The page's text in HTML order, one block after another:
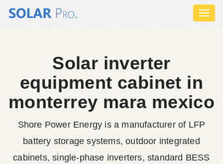
Solar inverter
equipment cabinet in
monterrey mara mexico
Shore Power Energy is a manufacturer of LFP
battery storage systems, outdoor integrated
cabinets, single-phase inverters, standard BESS